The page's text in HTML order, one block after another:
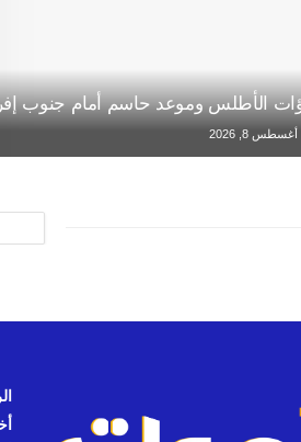
الأطلس وموعد حاسم أمام جنوب
أغسطس 8, 2026